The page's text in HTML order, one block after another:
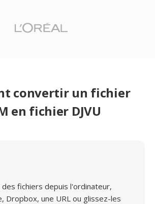
convertir un fichier
en fichier DJVU
des fichiers depuis l'ordinateur,
Dropbox, une URL ou glissez-les